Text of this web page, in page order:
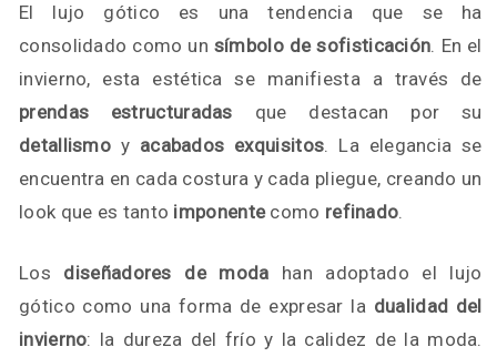
El lujo gótico es una tendencia que se ha
consolidado como un símbolo de sofisticación. En el
invierno, esta estética se manifiesta a través de
prendas estructuradas que destacan por su
detallismo y acabados exquisitos. La elegancia se
encuentra en cada costura y cada pliegue, creando un
look que es tanto imponentecomo refinado.
Los diseñadores de moda han adoptado el lujo
gótico como una forma de expresar la dualidad del
invierno: la dureza del frío y la calidez de la moda.